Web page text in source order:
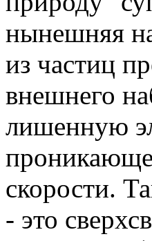
нынешняя
из частиц
внешнего
лишенную
скорости.
- это